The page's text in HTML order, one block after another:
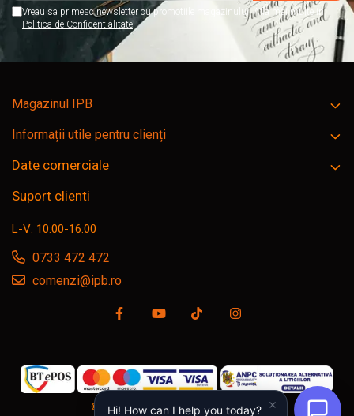
Vreau sa primesc newsletter cu promotiile magazinului. Afla mai multe in
Politica de Confidentialitate
Magazinul IPB
Informații utile pentru clienți
Date comerciale
Suport clienti
L-V: 10:00-16:00
0733 472 472
comenzi@ipb.ro
©Copyright SC IPB SRL, ipb.ro © 2026
Hi! How can I help you today?